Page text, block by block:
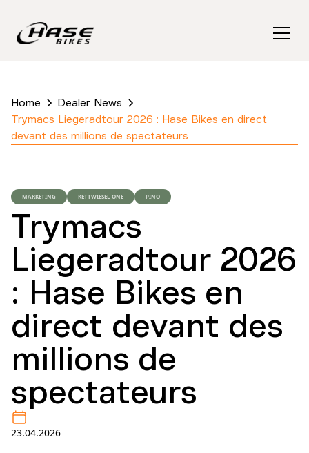
Home
Dealer News
Trymacs Liegeradtour 2026 : Hase Bikes en direct
devant des millions de spectateurs
MARKETING KETTWIESEL ONE PINO
Trymacs
Liegeradtour 2026
: Hase Bikes en
direct devant des
millions de
spectateurs
23.04.2026